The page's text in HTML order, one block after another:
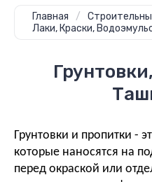
Главная /
Лаки, Краски,
Грунтовки и пропитки -
которые наносятся на
перед окраской или